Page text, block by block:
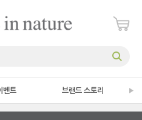
벤트 브랜드 스토리